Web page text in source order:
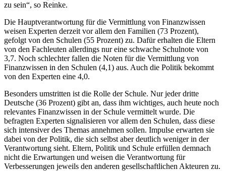
zu sein“, so Reinke.
Die Hauptverantwortung für die Vermittlung von Finanzwissen
weisen Experten derzeit vor allem den Familien (73 Prozent),
gefolgt von den Schulen (55 Prozent) zu. Dafür erhalten die Eltern
von den Fachleuten allerdings nur eine schwache Schulnote von
3,7. Noch schlechter fallen die Noten für die Vermittlung von
Finanzwissen in den Schulen (4,1) aus. Auch die Politik bekommt
von den Experten eine 4,0.
Besonders umstritten ist die Rolle der Schule. Nur jeder dritte
Deutsche (36 Prozent) gibt an, dass ihm wichtiges, auch heute noch
relevantes Finanzwissen in der Schule vermittelt wurde. Die
befragten Experten signalisieren vor allem den Schulen, dass diese
sich intensiver des Themas annehmen sollen. Impulse erwarten sie
dabei von der Politik, die sich selbst aber deutlich weniger in der
Verantwortung sieht. Eltern, Politik und Schule erfüllen demnach
nicht die Erwartungen und weisen die Verantwortung für
Verbesserungen jeweils den anderen gesellschaftlichen Akteuren zu.